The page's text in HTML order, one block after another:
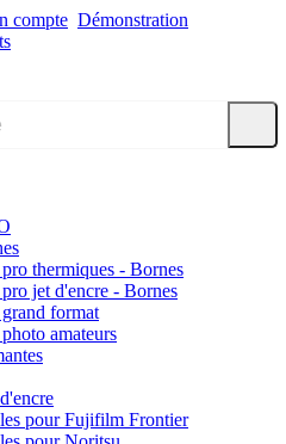
compte Démonstration
thermiques - Bornes
jet d'encre - Bornes
format
amateurs
pour Fujifilm Frontier